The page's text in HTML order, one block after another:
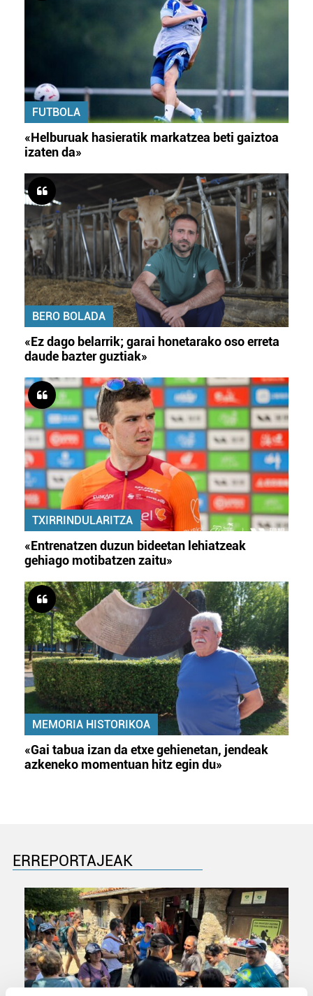
FUTBOLA
«Helburuak hasieratik markatzea beti gaiztoa
izaten da»
BERO BOLADA
«Ez dago belarrik; garai honetarako oso erreta
daude bazter guztiak»
TXIRRINDULARITZA
«Entrenatzen duzun bideetan lehiatzeak
gehiago motibatzen zaitu»
MEMORIA HISTORIKOA
«Gai tabua izan da etxe gehienetan, jendeak
azkeneko momentuan hitz egin du»
ERREPORTAJEAK